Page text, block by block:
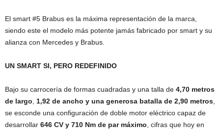
El smart #5 Brabus es la máxima representación de la marca,
siendo este el modelo más potente jamás fabricado por smart y su
alianza con Mercedes y Brabus.
UN SMART SI, PERO REDEFINIDO
Bajo su carrocería de formas cuadradas y una talla de 4,70 metros
de largo
1,92 de ancho y una generosa batalla de 2,90 metros
se esconde una configuración de doble motor eléctrico capaz de
desarrollar 646 CV y 710 Nm de par máximo , cifras que hoy en